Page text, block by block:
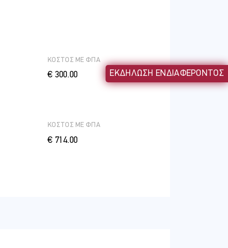
ΚΟΣΤΟΣ ME ΦΠΑ
€ 300.00
ΚΟΣΤΟΣ ME ΦΠΑ
€ 714.00
ΕΚΔΗΛΩΣΗ ΕΝΔΙΑΦΕΡΟΝΤΟΣ